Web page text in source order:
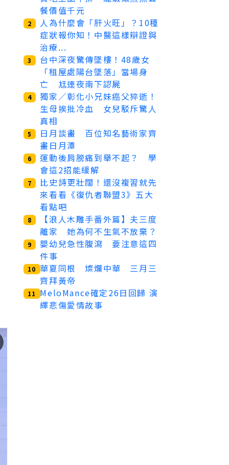
餐價值千元
2
人為什麼會「肝火旺」？10種
症狀報你知！中醫這樣辯證與
治療...
3
台中深夜驚傳墜樓！48歲女
「租屋處陽台墜落」當場身
亡 尪連夜南下認屍
4
獨家／彰化小兄妹癌父猝逝！
生母挨批冷血 女兒駁斥驚人
真相
5
日月談畫 百位知名藝術家齊
畫日月潭
6
運動後肩膀痛到舉不起？ 學
會這2招能緩解
7
比史詩更壯闊！還沒複習就先
來看看《復仇者聯盟3》五大
看點吧
8
【浪人木雕手番外篇】夫三度
離家 她為何不生氣不放棄？
9
嬰幼兒急性腹瀉 要注意這四
件事
10 華夏同根 燦爛中華 三月三
齊拜黃帝
11
MeloMance確定26日回歸 演
繹悲傷愛情故事